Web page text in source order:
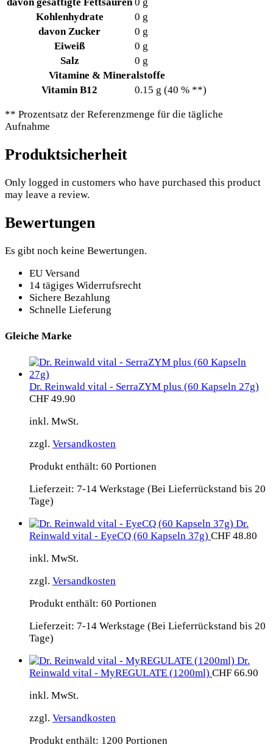
Kohlenhydrate
0 g
davon Zucker 0 g
Eiweiß
0 g
Salz
0 g
Vitamine & Mineralstoffe
Vitamin B12
0.15 g (40 % **)
** Prozentsatz der Referenzmenge für die tägliche
Aufnahme
Produktsicherheit
Only logged in customers who have purchased this product
may leave a review.
Bewertungen
Es gibt noch keine Bewertungen.
EU Versand
14 tägiges Widerrufsrecht
Sichere Bezahlung
Schnelle Lieferung
Gleiche Marke
Dr. Reinwald vital - SerraZYM plus (60 Kapseln 27g)
CHF 49.90
inkl. MwSt.
zzgl. Versandkosten
Produkt enthält: 60 Portionen
Lieferzeit: 7-14 Werkstage (Bei Lieferrückstand bis 20
Tage)
Dr.
Reinwald vital - EyeCQ (60 Kapseln 37g) CHF 48.80
inkl. MwSt.
zzgl. Versandkosten
Produkt enthält: 60 Portionen
Lieferzeit: 7-14 Werkstage (Bei Lieferrückstand bis 20
Tage)
Dr.
Reinwald vital - MyREGULATE (1200ml) CHF 66.90
inkl. MwSt.
zzgl. Versandkosten
Produkt enthält: 1200 Portionen